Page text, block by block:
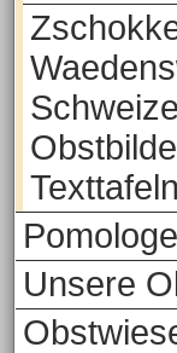
Unsere